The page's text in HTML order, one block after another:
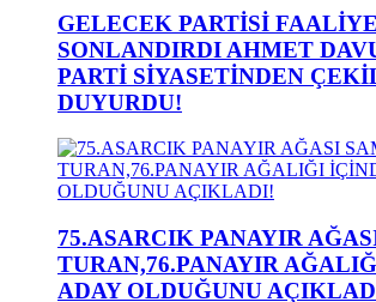
GELECEK PARTİSİ
SONLANDIRDI AHMET
PARTİ SİYASETİNDEN
DUYURDU!
75.ASARCIK PANAYIR
TURAN,76.PANAYIR
ADAY OLDUĞUNU